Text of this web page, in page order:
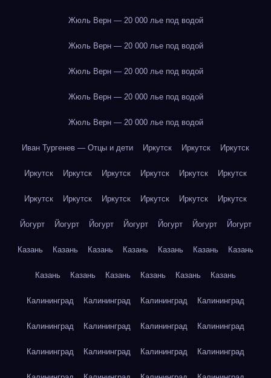
Жюль Верн — 20 000 лье под водой
Жюль Верн — 20 000 лье под водой
Жюль Верн — 20 000 лье под водой
Жюль Верн — 20 000 лье под водой
Жюль Верн — 20 000 лье под водой
Иван Тургенев — Отцы и дети Иркутск Иркутск Иркутск
Иркутск Иркутск Иркутск Иркутск Иркутск Иркутск
Иркутск Иркутск Иркутск Иркутск Иркутск Иркутск
Йогурт Йогурт Йогурт Йогурт Йогурт Йогурт Йогурт
Казань Казань Казань Казань Казань Казань Казань
Казань Казань Казань Казань Казань Казань
Калининград Калининград Калининград Калининград
Калининград Калининград Калининград Калининград
Калининград Калининград Калининград Калининград